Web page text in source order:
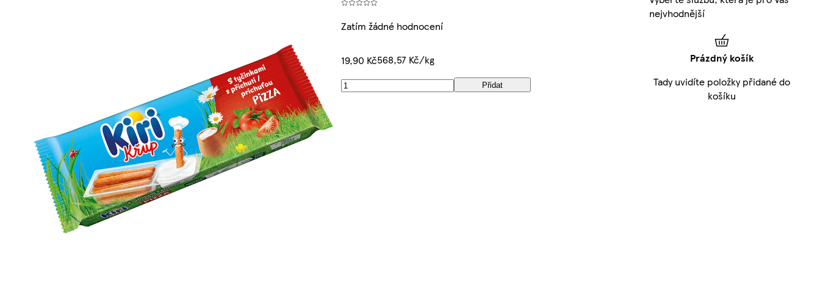
Zatím žádné hodnocení
19,90 Kč568,57 Kč/kg
Přidat
nejvhodnější
Prázdný košík
Tady uvidíte položky přidané do
košíku